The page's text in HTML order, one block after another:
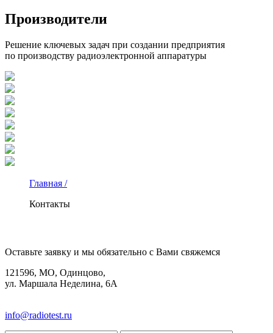
Производители
Решение ключевых задач при создании предприятия
по производству радиоэлектронной аппаратуры
Главная /
Контакты
Оставьте заявку и мы обязательно с Вами свяжемся
121596, МО, Одинцово,
ул. Маршала Неделина, 6А
info@radiotest.ru